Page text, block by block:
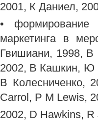
2001, К Даниел,
• формирование
маркетинга в
Гвишиани, 1998,
2002, В Кашкин, Ю
В Колесниченко,
Carrol, Р M Lewis,
2002, D Hawkins,